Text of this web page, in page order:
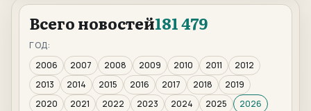
Всего новостей181 479
ГОД:
2006
2007 2008 2009 2010 2011
2012
2013
2014 2015 2016 2017 2018
2019
2020
2021 2022 2023 2024 2025
2026